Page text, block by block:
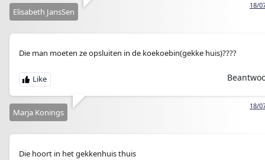
18/
Elisabeth JansSen
Die man moeten ze opsluiten in de koekoebin(gekke huis)????
18/
Marja Konings
Die hoort in het gekkenhuis thuis